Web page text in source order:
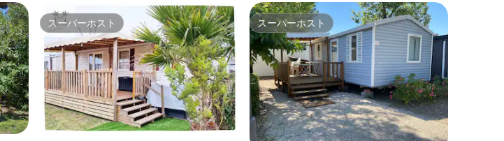
スーパーホスト
スーパーホスト スーパーホスト
スーパーホスト